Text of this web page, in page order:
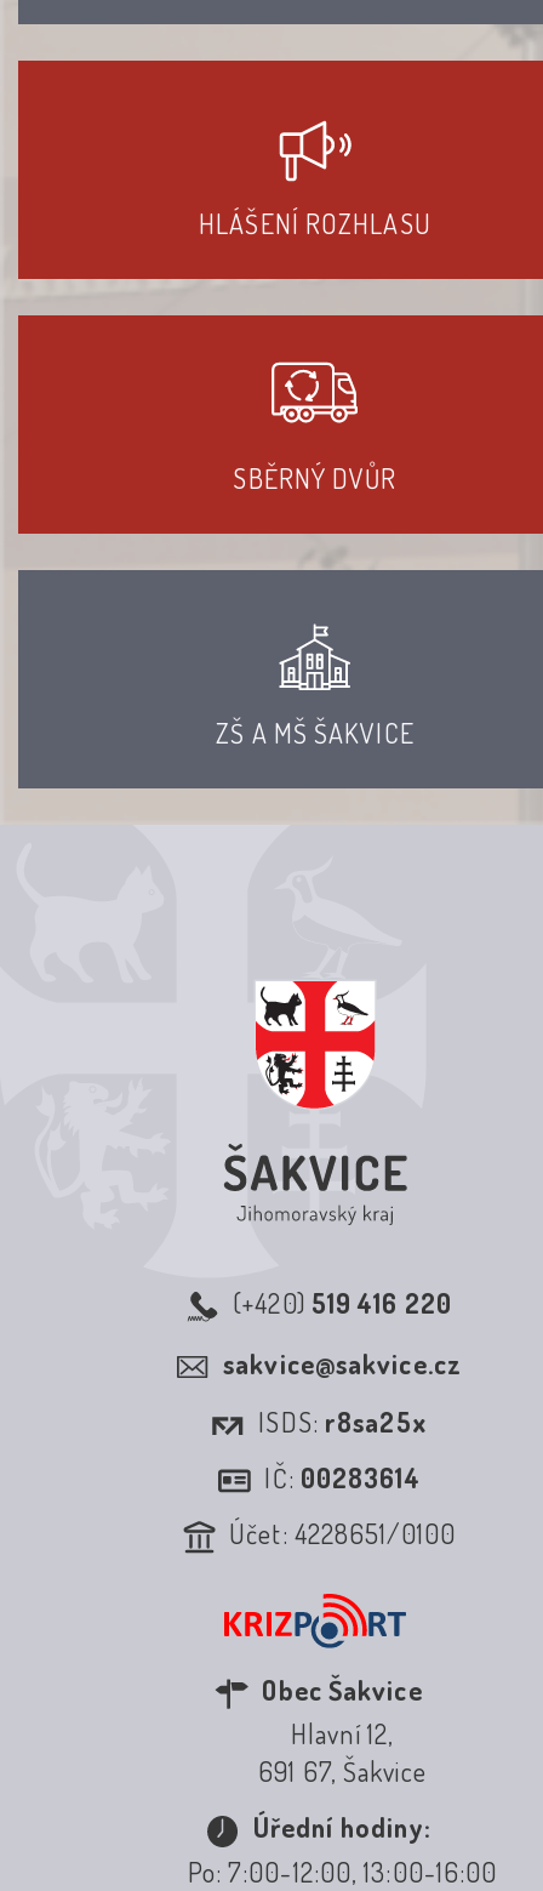
HLÁŠENÍ ROZHLASU
SBĚRNÝ DVŮR
ZŠ A MŠ ŠAKVICE
(+420) 519 416 220
sakvice@sakvice.cz
ISDS: r8sa25x
IČ: 00283614
Účet: 4228651/0100
Obec Šakvice
Hlavní 12,
691 67, Šakvice
Úřední hodiny:
Po: 7:00-12:00, 13:00-16:00